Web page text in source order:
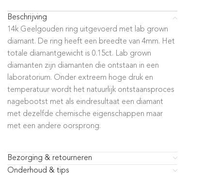
Beschrijving
14k Geelgouden ring uitgevoerd met lab grown
diamant. De ring heeft een breedte van 4mm. Het
totale diamantgewicht is 0.15ct. Lab grown
diamanten zijn diamanten die ontstaan in een
laboratorium. Onder extreem hoge druk en
temperatuur wordt het natuurlijk ontstaansproces
nagebootst met als eindresultaat een diamant
met dezelfde chemische eigenschappen maar
met een andere oorsprong.
Bezorging & retourneren
Onderhoud & tips